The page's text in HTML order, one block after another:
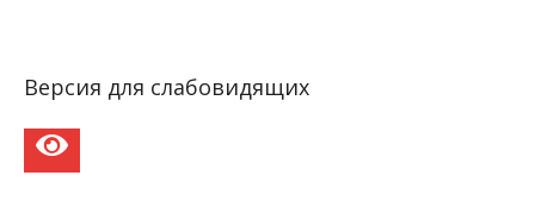
Версия для слабовидящих